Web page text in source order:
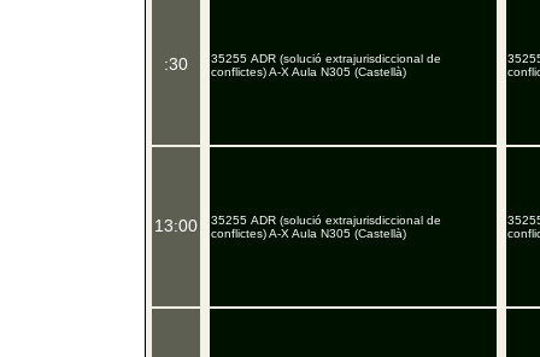
:30
13:00
35255 ADR (solució extrajurisdiccional de
conflictes) A-X Aula N305 (Castellà)
35255 ADR (solució extrajurisdiccional de
conflictes) A-X Aula N305 (Castellà)